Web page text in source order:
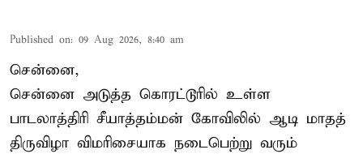
Published on: 09 Aug 2026, 8:40 am
சென்னை,
சென்னை அடுத்த கொரட்டூரில் உள்ள
பாடலாத்திரி சீயாத்தம்மன் கோவிலில் ஆடி மாதத்
திருவிழா விமரிசையாக நடைபெற்று வரும்